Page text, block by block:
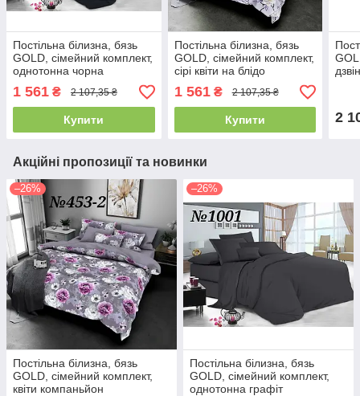
Постільна білизна, бязь
GOLD, сімейний комплект,
однотонна чорна
1 561 ₴ 2 107,35 ₴
Купити
Постільна білизна, бязь
GOLD, сімейний комплект,
сірі квіти на блідо
фіолетовому фоні
компаньйон
1 561₴ 2 107,35 ₴
Купити 2
Акційні пропозиції та новинки
–26%
Постільна білизна, бязь
GOLD, сімейний комплект,
квіти компаньйон
–26%
Постільна білизна, бязь
GOLD, сімейний комплект,
однотонна графіт